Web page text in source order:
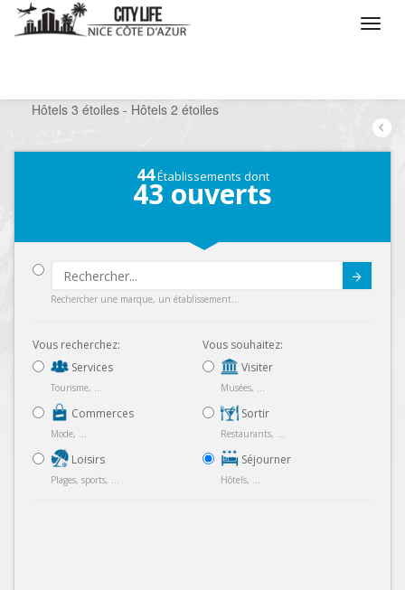
Hôtels 3 étoiles - Hôtels 2 étoiles
44Établissements dont
43 ouverts
Rechercher une marque, un établissement...
Vous recherchez:
Services
Tourisme, ...
Commerces
Mode, ...
Loisirs
Plages, sports, ...
Vous souhaitez:
Visiter
Musées, ...
Sortir
Restaurants, ...
Séjourner
Hôtels, ...